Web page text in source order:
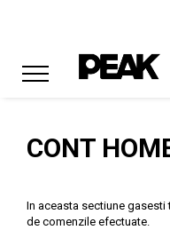
CONT
In aceasta sectiune
de comenzile efectuate.